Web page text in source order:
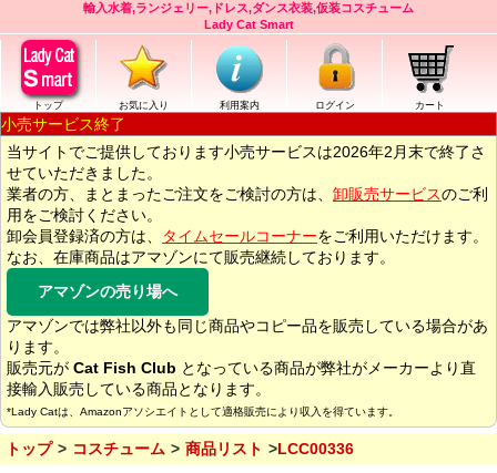
輸入水着,ランジェリー,ドレス,ダンス衣装,仮装コスチューム
Lady Cat Smart
トップ お気に入り 利用案内 ログイン カート
小売サービス終了
当サイトでご提供しております小売サービスは2026年2月末で終了さ
せていただきました。
業者の方、まとまったご注文をご検討の方は、 卸販売サービスのご利
用をご検討ください。
卸会員登録済の方は、
タイムセールコーナーをご利用いただけます。
なお、在庫商品はアマゾンにて販売継続しております。
アマゾンの売り場へ
アマゾンでは弊社以外も同じ商品やコピー品を販売している場合があ
ります。
販売元が Cat Fish Club となっている商品が弊社がメーカーより直
接輸入販売している商品となります。
*Lady Catは、Amazonアソシエイトとして適格販売により収入を得ています。
トップ コスチューム 商品リスト LCC00336